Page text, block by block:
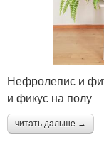
Нефролепис и
и фикус на полу
читать дальше →